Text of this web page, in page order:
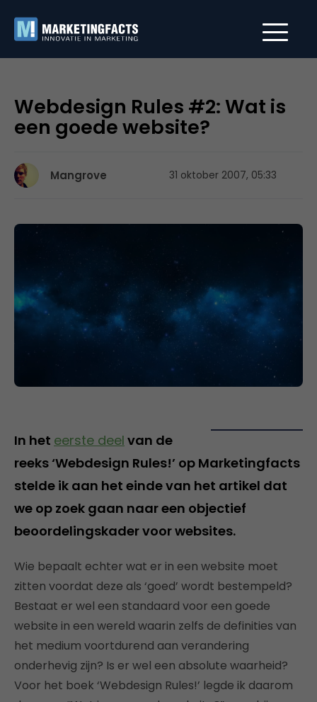
Webdesign Rules #2: Wat is
een goede website?
Mangrove 31 oktober 2007, 05:33
In het eerste deel van de
reeks ‘Webdesign Rules!’ op Marketingfacts
stelde ik aan het einde van het artikel dat
we op zoek gaan naar een objectief
beoordelingskader voor websites.
Wie bepaalt echter wat er in een website moet
zitten voordat deze als ‘goed’ wordt bestempeld?
Bestaat er wel een standaard voor een goede
website in een wereld waarin zelfs de definities van
het medium voortdurend aan verandering
onderhevig zijn? Is er wel een absolute waarheid?
Voor het boek ‘Webdesign Rules!’ legde ik daarom